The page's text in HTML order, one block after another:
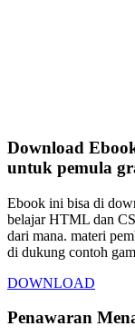
Download
untuk pemula
Ebook ini bisa di
belajar HTML dan
dari mana. materi
di dukung contoh
DOWNLOAD
Penawaran